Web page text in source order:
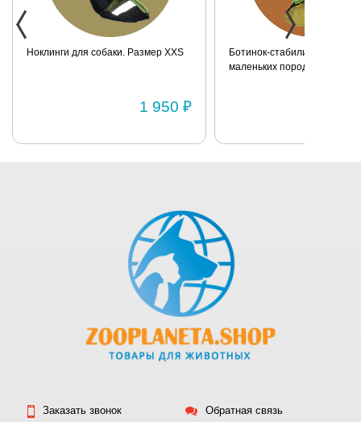
Ноклинги для собаки. Размер XXS
1 950 ₽
Ботинок-стабилизатор для
маленьких пород для
Заказать звонок Обратная связь